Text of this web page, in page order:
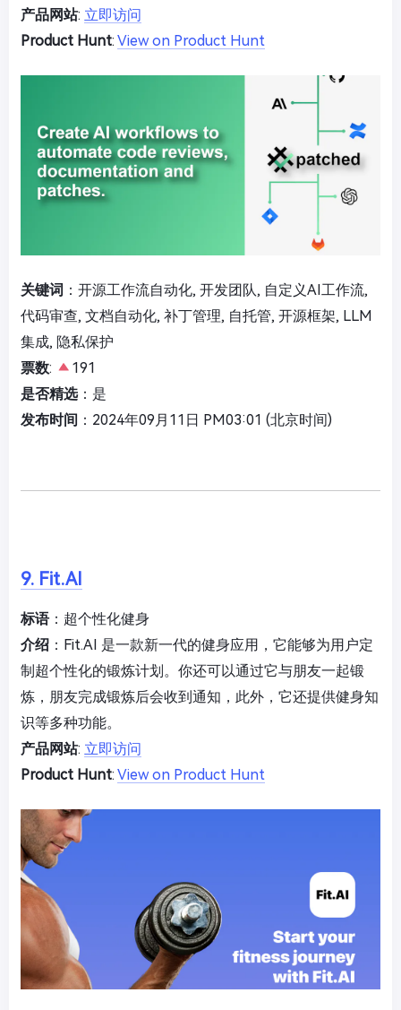
产品网站: 立即访问
Product Hunt: View on Product Hunt
关键词 ：开源工作流自动化, 开发团队, 自定义AI工作流,
代码审查, 文档自动化, 补丁管理, 自托管, 开源框架, LLM
集成, 隐私保护
票数:
191
是否精选：是
发布时间 ：2024年09月11日 PM03:01 (北京时间)
9. Fit.AI
标语：超个性化健身
介绍 ：Fit.AI 是一款新一代的健身应用，它能够为用户定
制超个性化的锻炼计划。你还可以通过它与朋友一起锻
炼，朋友完成锻炼后会收到通知，此外，它还提供健身知
识等多种功能。
产品网站: 立即访问
Product Hunt: View on Product Hunt